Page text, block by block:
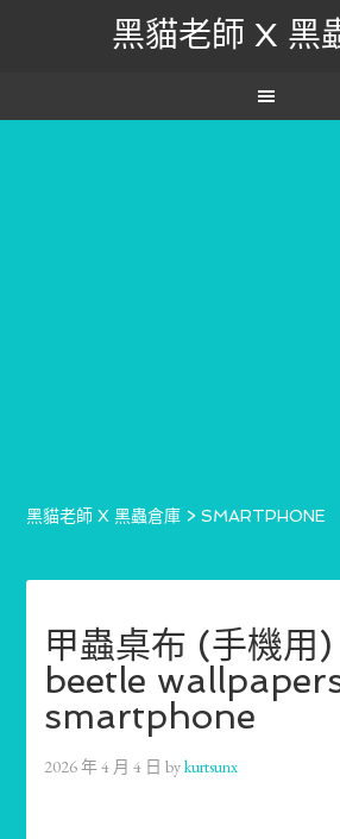
黑貓老師 X 黑
黑貓老師 X 黑蟲倉庫 >SMARTPHONE
甲蟲桌布 (手機用
beetle
smartphone
2026 年 4 月 4 日 bykurtsunx